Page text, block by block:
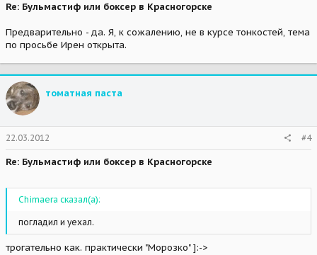
Re: Бульмастиф или боксер в Красногорске
Предварительно - да. Я, к сожалению, не в курсе тонкостей, тема
по просьбе Ирен открыта.
томатная паста
22.03.2012 #4
Re: Бульмастиф или боксер в Красногорске
Chimaera сказал(а):
погладил и уехал.
трогательно как. практически "Морозко" ]:->